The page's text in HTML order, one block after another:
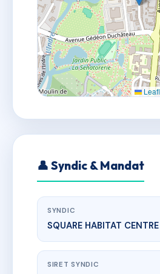
👤 Syndic & Mandat
SYNDIC
SQUARE HABITAT
SIRET SYNDIC